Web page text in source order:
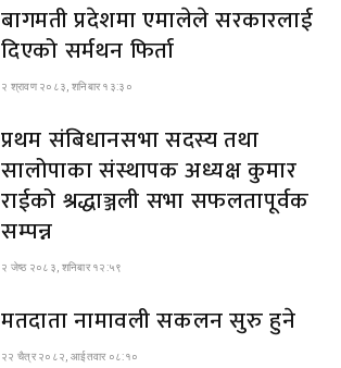
बागमती प्रदेशमा एमालेले सरकारलाई
दिएको सर्मथन फिर्ता
२ श्रावण २०८३, शनिबार १३:३०
प्रथम संबिधानसभा सदस्य तथा
सालोपाका संस्थापक अध्यक्ष कुमार
राईको श्रद्धाञ्जली सभा सफलतापूर्वक
सम्पन्न
२ जेष्ठ २०८३, शनिबार १२:५९
मतदाता नामावली सकलन सुरु हुने
२२ चैत्र २०८२, आईतवार ०८:१०